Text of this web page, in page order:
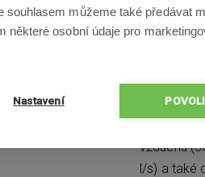
Objevte
vzduchu
l/s) a také
souhlasem můžeme také předávat
některé osobní údaje pro
Nastavení